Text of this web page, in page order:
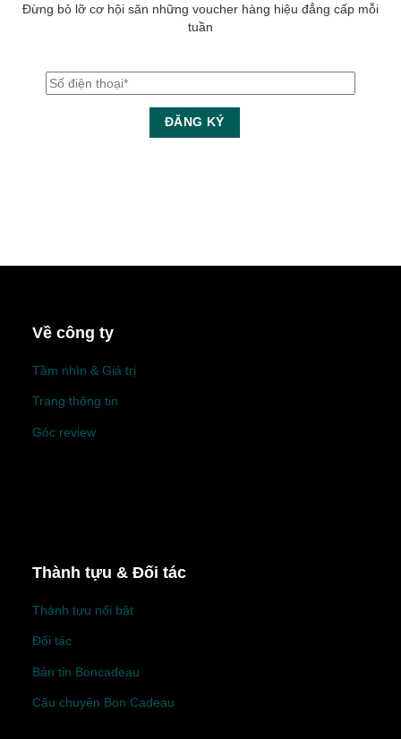
Đừng bỏ lỡ cơ hội săn những voucher hàng hiệu đẳng cấp mỗi
tuần
Về công ty
Tầm nhìn & Giá trị
Trang thông tin
Góc review
Thành tựu & Đối tác
Thành tựu nổi bật
Đối tác
Bản tin Boncadeau
Câu chuyện Bon Cadeau